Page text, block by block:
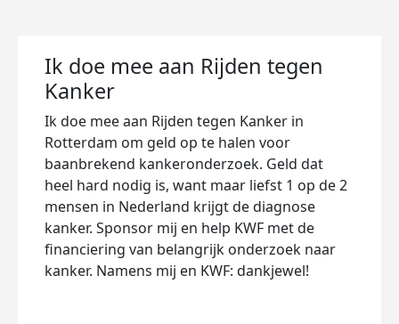
Ik doe mee aan Rijden tegen
Kanker
Ik doe mee aan Rijden tegen Kanker in
Rotterdam om geld op te halen voor
baanbrekend kankeronderzoek. Geld dat
heel hard nodig is, want maar liefst 1 op de 2
mensen in Nederland krijgt de diagnose
kanker. Sponsor mij en help KWF met de
financiering van belangrijk onderzoek naar
kanker. Namens mij en KWF: dankjewel!